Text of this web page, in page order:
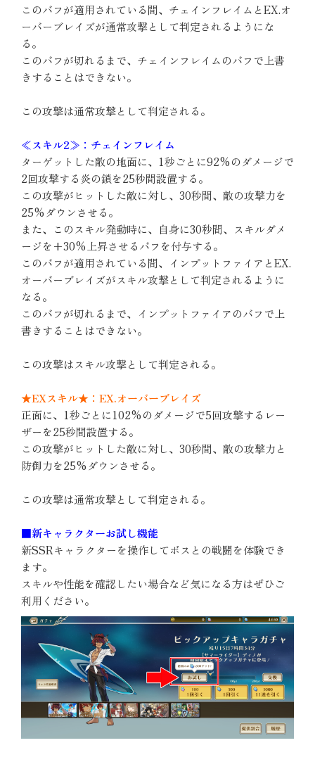
このバフが適用されている間、チェインフレイムとEX.オ
ーバーブレイズが通常攻撃として判定されるようにな
る。
このバフが切れるまで、チェインフレイムのバフで上書
きすることはできない。
この攻撃は通常攻撃として判定される。
≪スキル2≫：チェインフレイム
ターゲットした敵の地面に、1秒ごとに92%のダメージで
2回攻撃する炎の鎖を25秒間設置する。
この攻撃がヒットした敵に対し、30秒間、敵の攻撃力を
25%ダウンさせる。
また、このスキル発動時に、自身に30秒間、スキルダメ
ージを+30%上昇させるバフを付与する。
このバフが適用されている間、インプットファイアとEX.
オーバーブレイズがスキル攻撃として判定されるように
なる。
このバフが切れるまで、インプットファイアのバフで上
書きすることはできない。
この攻撃はスキル攻撃として判定される。
★EXスキル★：EX.オーバーブレイズ
正面に、1秒ごとに102%のダメージで5回攻撃するレー
ザーを25秒間設置する。
この攻撃がヒットした敵に対し、30秒間、敵の攻撃力と
防御力を25%ダウンさせる。
この攻撃は通常攻撃として判定される。
■新キャラクターお試し機能
新SSRキャラクターを操作してボスとの戦闘を体験でき
ます。
スキルや性能を確認したい場合など気になる方はぜひご
利用ください。